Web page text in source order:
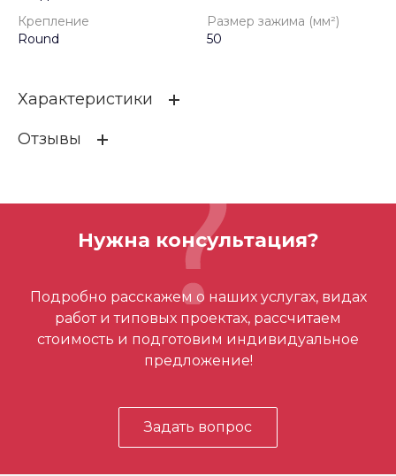
Крепление
Round
Размер зажима (мм²)
50
Характеристики
Гарантия производителя
Round
Размер зажима (мм²) 50
Отзывы
Отзывов ещё нет – ваш может стать
первым
Нужна консультация?
Подробно расскажем о наших услугах, видах
работ и типовых проектах, рассчитаем
стоимость и подготовим индивидуальное
предложение!
Задать вопрос